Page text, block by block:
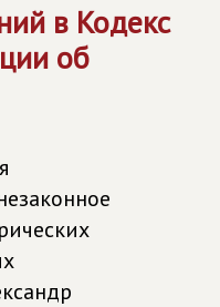
в Кодекс
об